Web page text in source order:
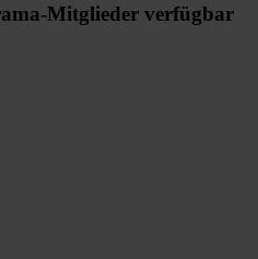
Mitglieder verfügbar